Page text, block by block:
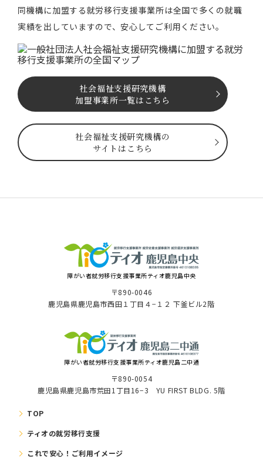
同機構に加盟する就労移⾏⽀援事業所は全国で多くの就職
実績を出していますので、安⼼してご利⽤ください。
社会福祉⽀援研究機構
加盟事業所一覧はこちら
社会福祉⽀援研究機構の
サイトはこちら
障がい者就労移⾏⽀援事業所ティオ⿅児島中央
〒890-0046
⿅児島県⿅児島市⻄⽥１丁⽬４−１２ 下釜ビル2階
障がい者就労移⾏⽀援事業所ティオ鹿児島二中通
〒890-0054
鹿児島県鹿児島市荒田1丁目16−3 YU FIRST BLDG. 5階
TOP
ティオの就労移⾏⽀援
これで安⼼！ご利⽤イメージ